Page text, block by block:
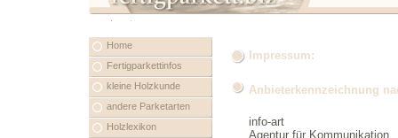
Home
Fertigparkettinfos
kleine Holzkunde
andere Parketarten
Holzlexikon
Impressum:
Anbieterkennzeichnung
info-art
Agentur für Kommunikation